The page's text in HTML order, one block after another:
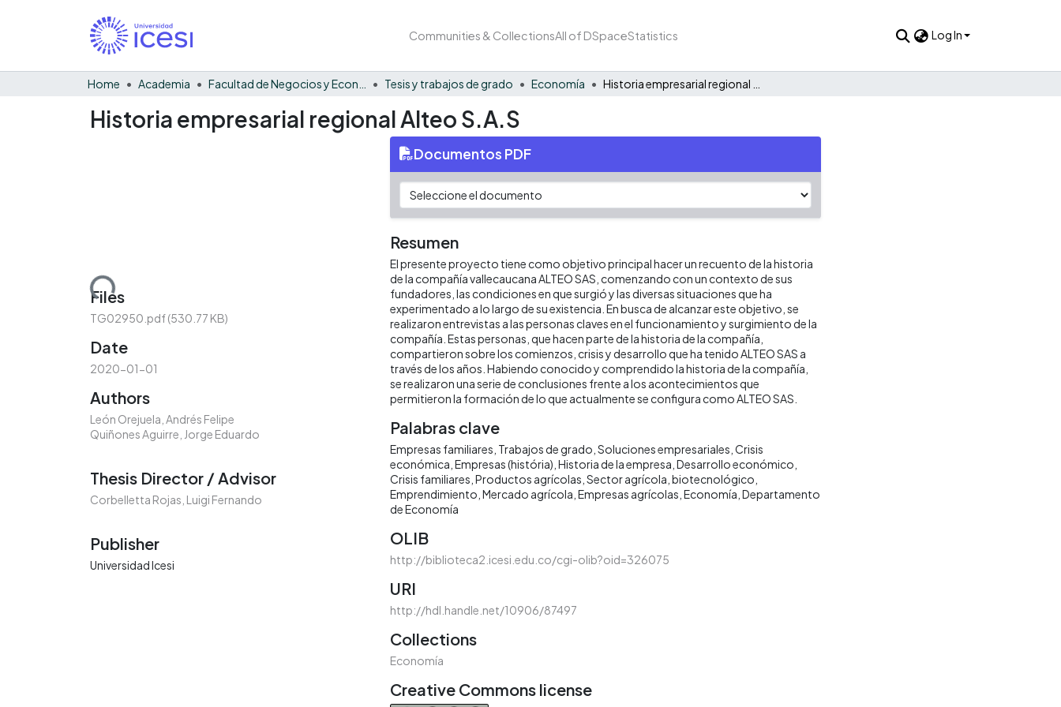
Communities & CollectionsAll of DSpaceStatistics Log In
Home Academia Tesis y trabajos de grado Economía
Historia empresarial regional Alteo S.A.S
Loading...
Files
TG02950.pdf(530.77 KB)
Date
2020-01-01
Authors
León Orejuela, Andrés Felipe
Quiñones Aguirre, Jorge Eduardo
Thesis Director / Advisor
Corbelletta Rojas, Luigi Fernando
Publisher
Universidad Icesi
Documentos PDF
Resumen
El presente proyecto tiene como objetivo principal hacer un recuento de la historia
de la compañía vallecaucana ALTEO SAS, comenzando con un contexto de sus
fundadores, las condiciones en que surgió y las diversas situaciones que ha
experimentado a lo largo de su existencia. En busca de alcanzar este objetivo, se
realizaron entrevistas a las personas claves en el funcionamiento y surgimiento de la
compañía. Estas personas, que hacen parte de la historia de la compañía,
compartieron sobre los comienzos, crisis y desarrollo que ha tenido ALTEO SAS a
través de los años. Habiendo conocido y comprendido la historia de la compañía,
se realizaron una serie de conclusiones frente a los acontecimientos que
permitieron la formación de lo que actualmente se configura como ALTEO SAS.
Palabras clave
Empresas familiares Trabajos de grado Soluciones empresariales Crisis
económica Empresas (história) Historia de la empresa Desarrollo económico
Crisis familiares Productos agrícolas Sector agrícola biotecnológico
Emprendimiento Mercado agrícola Empresas agrícolas Economía Departamento
de Economía
OLIB
http://biblioteca2.icesi.edu.co/cgi-olib?oid=326075
URI
http://hdl.handle.net/10906/87497
Collections
Economía
Creative Commons license